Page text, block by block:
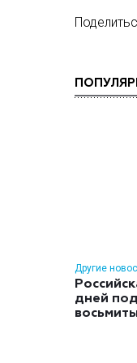
Другие
дней